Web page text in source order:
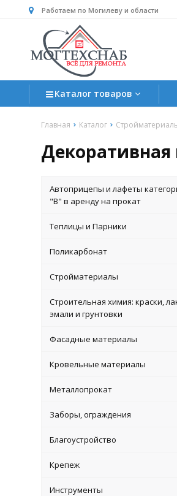
Работаем по Могилеву и области
Каталог товаров
Главная Каталог
Декоративная
Автоприцепы и лафеты
"B" в аренду на прокат
Теплицы и Парники
Поликарбонат
Стройматериалы
Строительная химия: краски,
эмали и грунтовки
Фасадные материалы
Кровельные материалы
Металлопрокат
Заборы, ограждения
Благоустройство
Крепеж
Инструменты